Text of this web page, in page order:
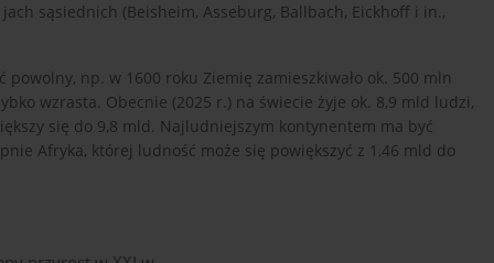
sąsiednich (Beisheim, Asseburg, Ballbach, Eickhoff i in.,
np. w 1600 roku Ziemię zamieszkiwało ok. 500 mln
wzrasta. Obecnie (2025 r.) na świecie żyje ok. 8,9 mld ludzi,
się do 9,8 mld. Najludniejszym kontynentem ma być
Afryka, której ludność może się powiększyć z 1,46 mld do